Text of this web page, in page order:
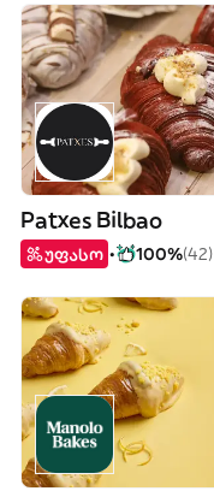
Patxes Bilbao
უფასო 100%(42)